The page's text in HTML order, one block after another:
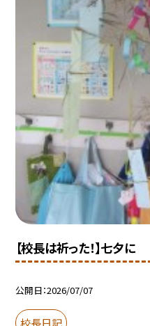
【校長は祈った！】七夕に
公開日 2026/07/07
校長日記